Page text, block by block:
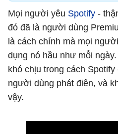
Mọi người yêu Spotify -
đó đã là người dùng
là cách chính mà mọi
dụng nó hầu như mỗi
khó chịu trong cách
người dùng phát điên, và
vậy.